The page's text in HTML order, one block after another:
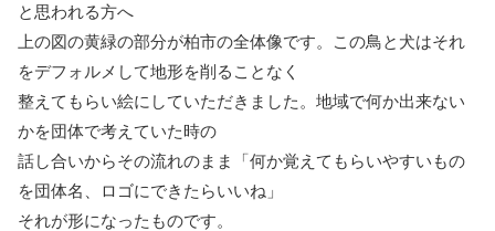
と思われる方へ
上の図の黄緑の部分が柏市の全体像です。この鳥と犬はそれ
をデフォルメして地形を削ることなく
整えてもらい絵にしていただきました。地域で何か出来ない
かを団体で考えていた時の
話し合いからその流れのまま「何か覚えてもらいやすいもの
を団体名、ロゴにできたらいいね」
それが形になったものです。